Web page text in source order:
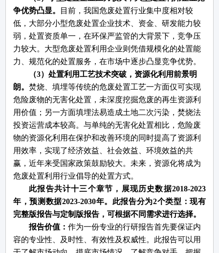
争优势凸显。
目前，我国危废处置行业集中度相对较
低，大部分小型危废处置企业技术、资金、研发能力较
弱，处置资质单一，在环保严监管的大背景下，竞争压
力较大。大型危废处置利用企业则凭借规模化的处置能
力、规范化的处置服务，在市场中逐步凸显竞争优势。
（3）处置利用工艺技术突破，资源化利用前景明
朗。焚烧、填埋等传统的危废处置工艺一方面仅可实现
危险废物的无害化处置，未深度挖掘危废的再生资源利
用价值；另一方面填埋法易造成土地二次污染，焚烧法
投资运营成本较高。与单纯的无害化处置相比，危险废
物的资源化利用在保护和改善环境的同时提高了资源利
用效率，实现了经济效益、社会效益、环境效益的共
赢，近年来受国家政策鼓励较大。未来，资源化将成为
危废处置利用行业倡导的处置方式。
此报告共计十三个章节，展现历史数据2018-2023
年，预测数据2023-2030年。此报告分为2个类型：现有
完整版报告与定制版报告，可根据不同需求进行选择。
报告价值：作为一份专业的行研报告首先要保证内
容的专业性、及时性、有效性及权威性。此报告可以用